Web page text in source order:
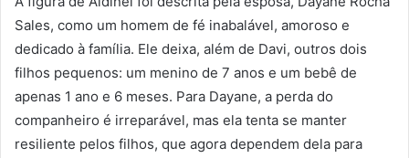
Sales, como um homem de fé inabalável, amoroso e
dedicado à família. Ele deixa, além de Davi, outros dois
filhos pequenos: um menino de 7 anos e um bebê de
apenas 1 ano e 6 meses. Para Dayane, a perda do
companheiro é irreparável, mas ela tenta se manter
resiliente pelos filhos, que agora dependem dela para